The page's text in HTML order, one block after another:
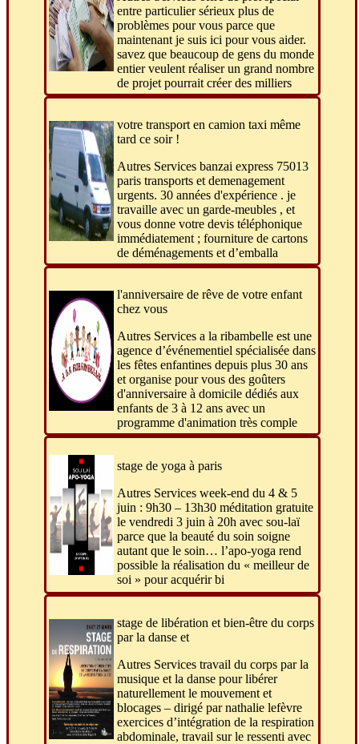
entre particulier sérieux plus de
problèmes pour vous parce que
maintenant je suis ici pour vous aider.
savez que beaucoup de gens du monde
entier veulent réaliser un grand nombre
de projet pourrait créer des milliers
votre transport en camion taxi même
tard ce soir !
Autres Services banzai express 75013
paris transports et demenagement
urgents. 30 années d'expérience . je
travaille avec un garde-meubles , et
vous donne votre devis téléphonique
immédiatement ; fourniture de cartons
de déménagements et d’emballa
l'anniversaire de rêve de votre enfant
chez vous
Autres Services a la ribambelle est une
agence d’événementiel spécialisée dans
les fêtes enfantines depuis plus 30 ans
et organise pour vous des goûters
d'anniversaire à domicile dédiés aux
enfants de 3 à 12 ans avec un
programme d'animation très comple
stage de yoga à paris
Autres Services week-end du 4 & 5
juin : 9h30 – 13h30 méditation gratuite
le vendredi 3 juin à 20h avec sou-laï
parce que la beauté du soin soigne
autant que le soin… l’apo-yoga rend
possible la réalisation du « meilleur de
soi » pour acquérir bi
stage de libération et bien-être du corps
par la danse et
Autres Services travail du corps par la
musique et la danse pour libérer
naturellement le mouvement et
blocages – dirigé par nathalie lefèvre
exercices d’intégration de la respiration
abdominale, travail sur le ressenti avec